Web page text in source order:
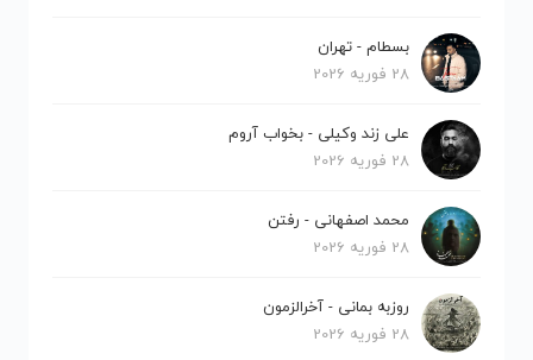
بسطام - تهران
28 فوریه 2026
علی زند وکیلی - بخواب آروم
28 فوریه 2026
محمد اصفهانی - رفتن
28 فوریه 2026
روزبه بمانی - آخرالزمون
28 فوریه 2026